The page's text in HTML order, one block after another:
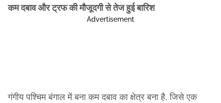
कम दबाव और ट्रफ की मौजूदगी से तेज हुई बारिश
Advertisement
गंगीय पश्चिम बंगाल में बना कम दबाव का क्षेत्र बना है, जिसे एक